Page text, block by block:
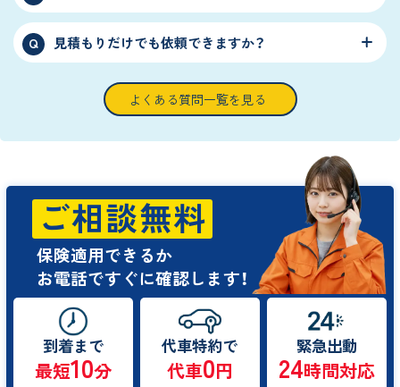
Q 見積もりだけでも依頼できますか？
よくある質問一覧を見る
ご相談無料
保険適用できるか
お電話ですぐに確認します！
到着まで
最短10分
代車特約で
代車0円
緊急出動
24時間対応